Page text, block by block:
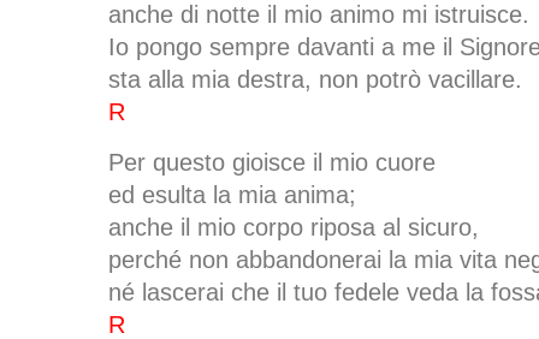
anche di notte il mio animo mi istruisce.
Io pongo sempre davanti a me il
sta alla mia destra, non potrò vacillare.
R
Per questo gioisce il mio cuore
ed esulta la mia anima;
anche il mio corpo riposa al sicuro,
perché non abbandonerai la mia vita
né lascerai che il tuo fedele veda la
R